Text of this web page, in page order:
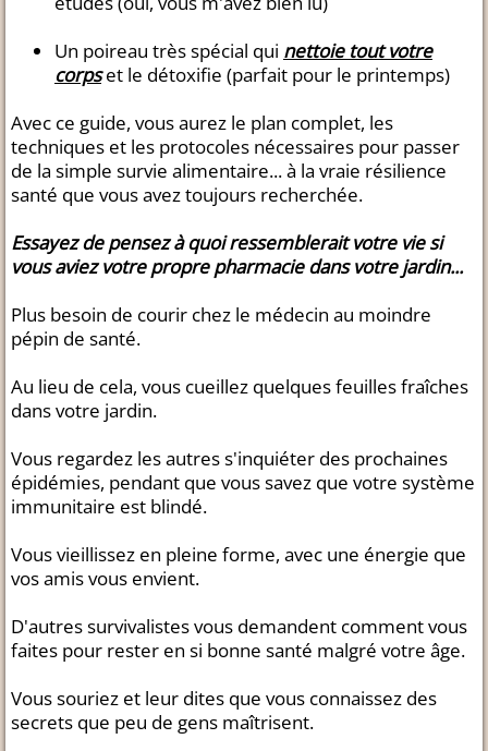
Un poireau très spécial qui nettoie tout votre
corpset le détoxifie (parfait pour le printemps)
Avec ce guide, vous aurez le plan complet, les
techniques et les protocoles nécessaires pour passer
de la simple survie alimentaire... à la vraie résilience
santé que vous avez toujours recherchée.
Essayez de pensez à quoi ressemblerait votre vie si
vous aviez votre propre pharmacie dans votre jardin...
Plus besoin de courir chez le médecin au moindre
pépin de santé.
Au lieu de cela, vous cueillez quelques feuilles fraîches
dans votre jardin.
Vous regardez les autres s'inquiéter des prochaines
épidémies, pendant que vous savez que votre système
immunitaire est blindé.
Vous vieillissez en pleine forme, avec une énergie que
vos amis vous envient.
D'autres survivalistes vous demandent comment vous
faites pour rester en si bonne santé malgré votre âge.
Vous souriez et leur dites que vous connaissez des
secrets que peu de gens maîtrisent.